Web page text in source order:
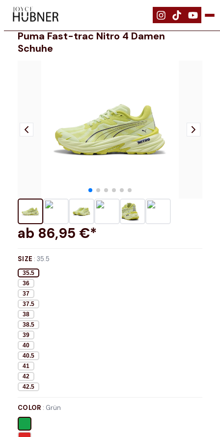
| Schuhe | Puma Fast-Trac NITRO 4 Damen Schuhe
Puma Fast-trac Nitro 4 Damen
Schuhe
ab 86,95 €*
SIZE :35.5
35.5
36
37
37.5
38
38.5
39
40
40.5
41
42
42.5
COLOR : Grün